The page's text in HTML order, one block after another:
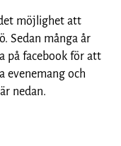
möjlighet att
Sedan många år
på facebook för att
evenemang och
nedan.